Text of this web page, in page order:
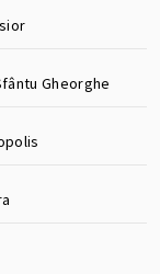
Gheorghe